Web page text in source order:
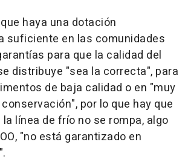
haya una dotación
suficiente en las comunidades
para que la calidad del
distribuye "sea la correcta", para
de baja calidad o en "muy
por lo que hay que
línea de frío no se rompa, algo
"no está garantizado en